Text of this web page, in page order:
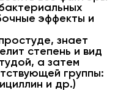
эффекты и
знает
степень и вид
а затем
группы:
и др.)